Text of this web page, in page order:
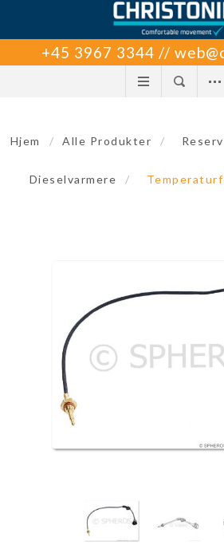
+45 3967 3344 //
Hjem / Alle Produkter /
Dieselvarmere /